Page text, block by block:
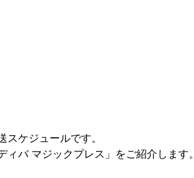
スケジュールです。
ィバ マジックプレス」をご紹介します。